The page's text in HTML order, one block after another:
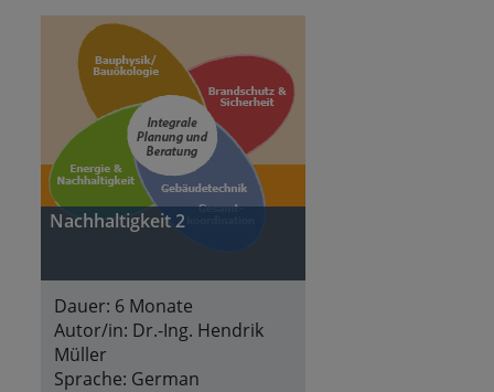
Nachhaltigkeit 2
Dauer: 6 Monate
Autor/in: Dr.-Ing. Hendrik
Müller
Sprache: German